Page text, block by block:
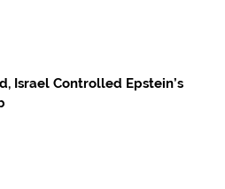
Israel Controlled Epstein’s